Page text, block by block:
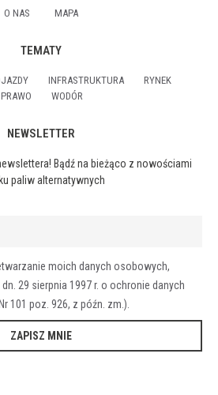
O NAS MAPA
TEMATY
INFRASTRUKTURA
RYNEK
PRAWO
WODÓR
NEWSLETTER
Bądź na bieżąco z nowościami
paliw alternatywnych
moich danych osobowych,
29 sierpnia 1997 r. o ochronie danych
101 poz. 926, z późn. zm.).
ZAPISZ MNIE